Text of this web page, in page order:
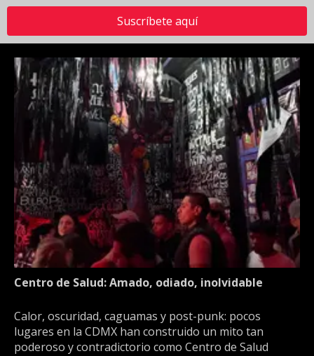
Suscríbete aquí
Centro de Salud: Amado, odiado, inolvidable
Calor, oscuridad, caguamas y post-punk: pocos
lugares en la CDMX han construido un mito tan
poderoso y contradictorio como Centro de Salud